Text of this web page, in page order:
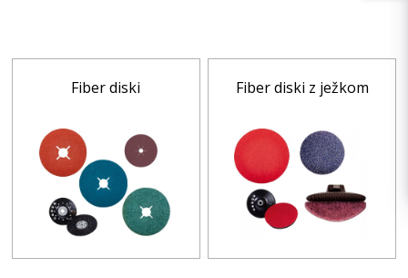
Fiber diski Fiber diski z ježkom